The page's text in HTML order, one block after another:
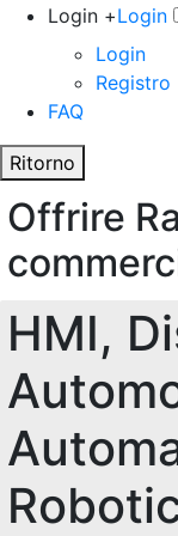
Login +Login
Login
Registro
FAQ
Ritorno
Offrire
HMI,